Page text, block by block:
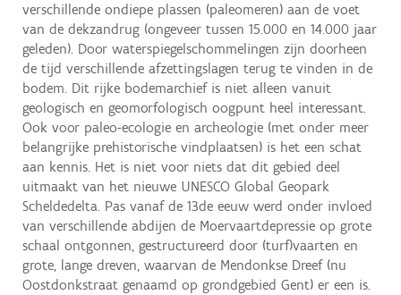
verschillende ondiepe plassen (paleomeren) aan de voet
van de dekzandrug (ongeveer tussen 15.000 en 14.000 jaar
geleden). Door waterspiegelschommelingen zijn doorheen
de tijd verschillende afzettingslagen terug te vinden in de
bodem. Dit rijke bodemarchief is niet alleen vanuit
geologisch en geomorfologisch oogpunt heel interessant.
Ook voor paleo-ecologie en archeologie (met onder meer
belangrijke prehistorische vindplaatsen) is het een schat
aan kennis. Het is niet voor niets dat dit gebied deel
uitmaakt van het nieuwe UNESCO Global Geopark
Scheldedelta. Pas vanaf de 13de eeuw werd onder invloed
van verschillende abdijen de Moervaartdepressie op grote
schaal ontgonnen, gestructureerd door (turf)vaarten en
grote, lange dreven, waarvan de Mendonkse Dreef (nu
Oostdonkstraat genaamd op grondgebied Gent) er een is.